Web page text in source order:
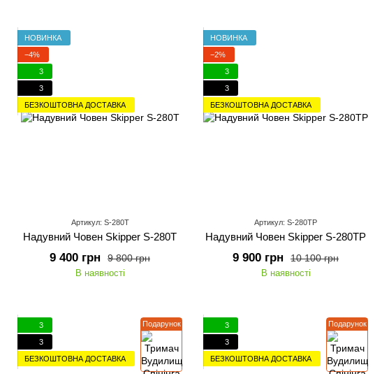
НОВИНКА
−4%
3
3
БЕЗКОШТОВНА ДОСТАВКА
Артикул: S-280Т
Надувний Човен Skipper S-280Т
9 800 грн
9 400 грн
В наявності
НОВИНКА
−2%
3
3
БЕЗКОШТОВНА ДОСТАВКА
Артикул: S-280ТP
Надувний Човен Skipper S-280ТP
10 100 грн
9 900 грн
В наявності
Подарунок
3
3
БЕЗКОШТОВНА ДОСТАВКА
Подарунок
3
3
БЕЗКОШТОВНА ДОСТАВКА